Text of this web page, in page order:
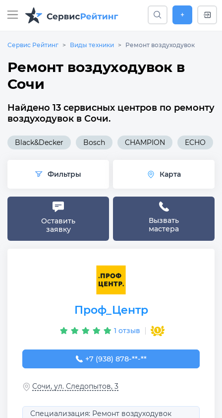
+
Сервис Рейтинг Виды техники Ремонт воздуходувок
Ремонт воздуходувок в
Сочи
Найдено 13 сервисных центров по ремонту
воздуходувок в Сочи.
Black&Decker Bosch CHAMPION ECHO
Фильтры Карта
Оставить
заявку
Вызвать
мастера
Проф_Центр
1 отзыв
+7 (938) 878-00-22
+7 (938) 878-**-**
Сочи, ул. Следопытов, 3
Специализация: Ремонт воздуходувок